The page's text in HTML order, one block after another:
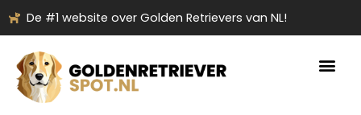
Ga
naar
inhoud
De #1 website over Golden Retrievers van NL!